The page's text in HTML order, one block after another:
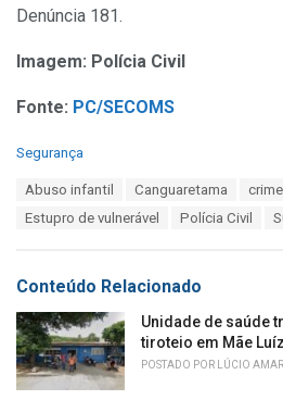
Denúncia 181.
Imagem: Polícia Civil
Fonte: PC/SECOMS
C
i
e
s
:
Segurança
Abuso infantil Canguaretama
Estupro de vulnerável
Polícia Civil
Conteúdo Relacionado
Unidade de saúde
tiroteio em Mãe
POSTADO POR LÚCIO